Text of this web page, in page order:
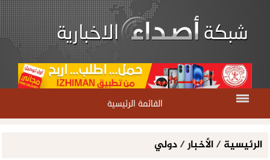
القائمة الرئيسية
الرئيسية/الأخبار/دولي